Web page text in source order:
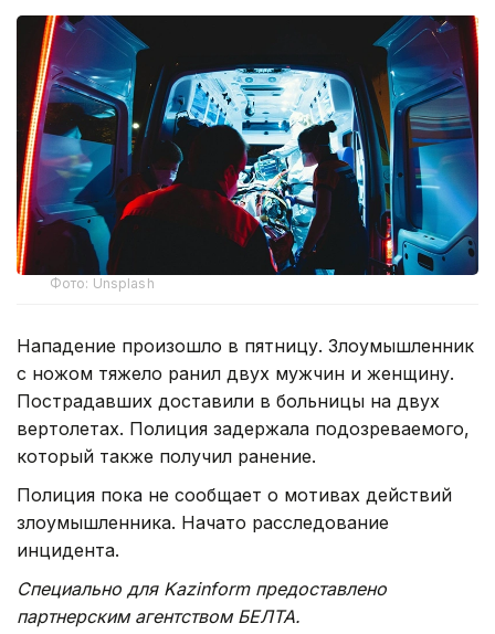
Фото: Unsplash
Нападение произошло в пятницу. Злоумышленник
с ножом тяжело ранил двух мужчин и женщину.
Пострадавших доставили в больницы на двух
вертолетах. Полиция задержала подозреваемого,
который также получил ранение.
Полиция пока не сообщает о мотивах действий
злоумышленника. Начато расследование
инцидента.
Специально для Kazinform предоставлено
партнерским агентством БЕЛТА.